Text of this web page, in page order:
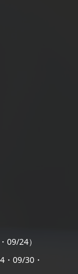
09/24）
・09/30・